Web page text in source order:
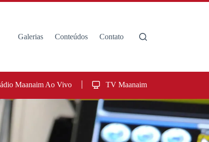
Galerias Conteúdos Contato
Maanaim Ao Vivo TV Maanaim